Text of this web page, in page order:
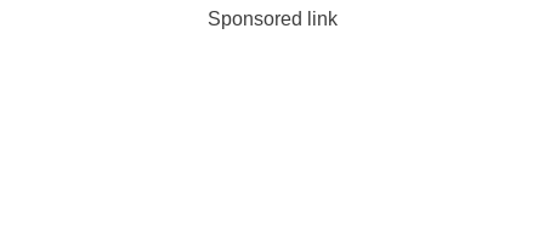
Sponsored link